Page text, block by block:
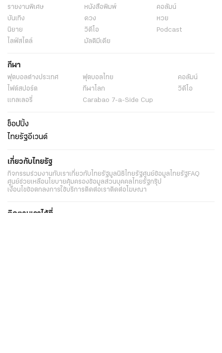
รายงานพิเศษ หนังสือพิมพ์
คอลัมน์
บันเทิง
ดวง
หวย
นิยาย
วิดีโอ
Podcast
ไลฟ์สไตล์
มัลติมีเดีย
กีฬา
ฟุตบอลต่่างประเทศ ฟุตบอลไทย
คอลัมน์
ไฟต์สปอร์ต
กีฬาโลก
วิดีโอ
แกลเลอรี่
Carabao 7-a-Side Cup
ช็อปปิ้ง
ไทยรัฐอีเวนต์
เกี่ยวกับไทยรัฐ
กิจกรรมร่วมงานกับเราเกี่ยวกับไทยรัฐมูลนิธิไทยรัฐศูนย์ข้อมูลไทยรัฐFAQ
ศูนย์ช่วยเหลือนโยบายคุ้มครองข้อมูลส่วนบุคคลไทยรัฐกรุ๊ป
เงื่อนไขข้อตกลงการใช้บริการติดต่อเราติดต่อโฆษณา
ติดตามเราได้ที่